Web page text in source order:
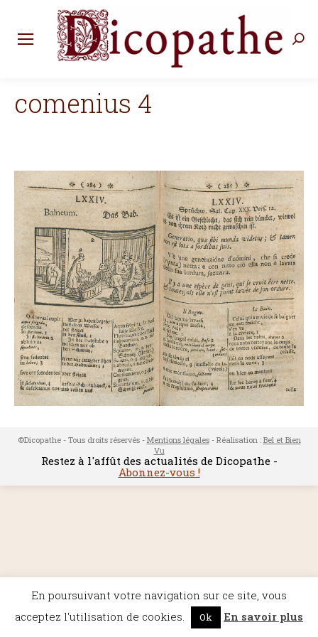
comenius 4
©Dicopathe - Tous droits réservés - Mentions légales- Réalisation : Bel et Bien
Vu
Restez à l'affût des actualités de Dicopathe -
Abonnez-vous !
En poursuivant votre navigation sur ce site, vous
acceptez l'utilisation de cookies.
Ok En savoir plus